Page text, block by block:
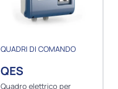
QUADRI DI COMANDO
QES
Quadro elettrico per